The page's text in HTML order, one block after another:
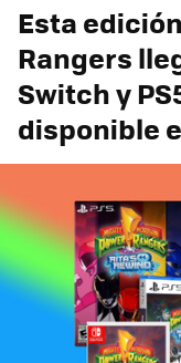
Esta
Rangers
Switch y
disponible